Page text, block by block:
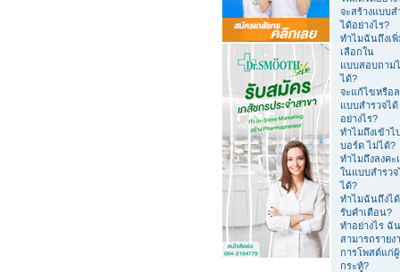
จะสร้างแบบส
ได้อย่างไร?
ทำไมฉันถึงเ
เลือกใน
แบบสอบถาม
ได้?
จะแก้ไขหรือ
แบบสำรวจได้
อย่างไร?
ทำไมถึงเข้าไ
บอร์ด ไม่ได้?
ทำไมถึงลงค
ในแบบสำรวจ
ได้?
ทำไมฉันถึงได้
รับคำเตือน?
ทำอย่างไร ฉั
สามารถรายง
การโพสต์แก่
กระทู้?